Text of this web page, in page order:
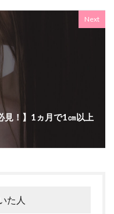
Next
見！】1ヵ月で1㎝以上
た人